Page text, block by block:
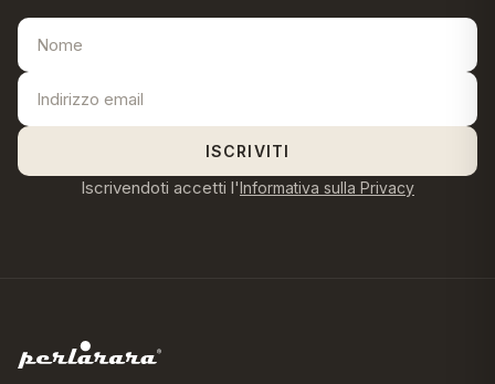
ISCRIVITI
Iscrivendoti accetti l'Informativa sulla Privacy